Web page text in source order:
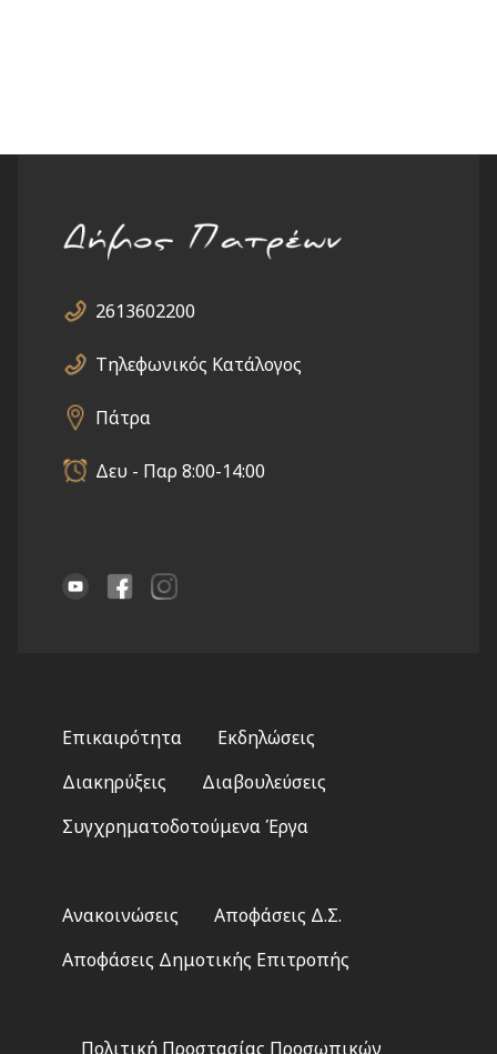
2613602200
Τηλεφωνικός Κατάλογος
Πάτρα
Δευ - Παρ 8:00-14:00
menu
Επικαιρότητα
Εκδηλώσεις
Διακηρύξεις
Διαβουλεύσεις
Συγχρηματοδοτούμενα Έργα
2
Ανακοινώσεις
Αποφάσεις Δ.Σ.
Αποφάσεις Δημοτικής Επιτροπής
Πολιτική Προστασίας Προσωπικών